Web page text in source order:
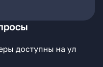
доступны на ул